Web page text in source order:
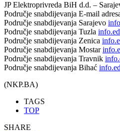
JP Elektroprivreda BiH d.d. –
Područje snabdijevanja E-mail
Područje snabdijevanja Sarajevo
Područje snabdijevanja Tuzla
Područje snabdijevanja Zenica
Područje snabdijevanja Mostar
Područje snabdijevanja Travnik
Područje snabdijevanja Bihać
(NKP.BA)
TAGS
TOP
SHARE